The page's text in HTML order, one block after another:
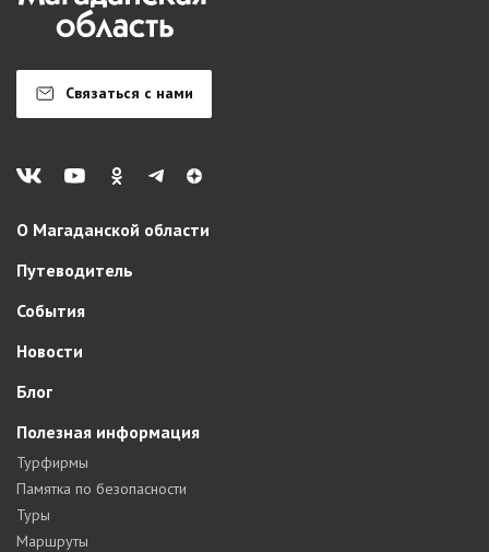
Связаться с нами
О Магаданской области
Путеводитель
События
Новости
Блог
Полезная информация
Турфирмы
Памятка по безопасности
Туры
Маршруты